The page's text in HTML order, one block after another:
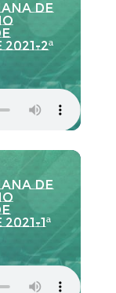
de
2ª
de
1ª